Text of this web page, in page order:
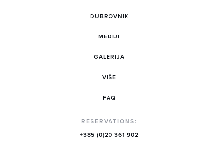
DUBROVNIK
MEDIJI
GALERIJA
VIŠE
FAQ
RESERVATIONS:
+385 (0)20 361 902